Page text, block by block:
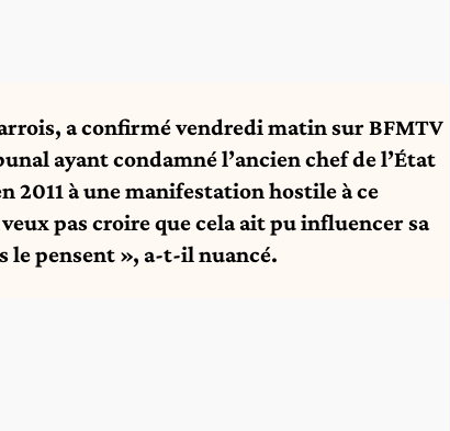
a confirmé vendredi matin sur BFMTV
ayant condamné l’ancien chef de l’État
2011 à une manifestation hostile à ce
pas croire que cela ait pu influencer sa
le pensent », a-t-il nuancé.